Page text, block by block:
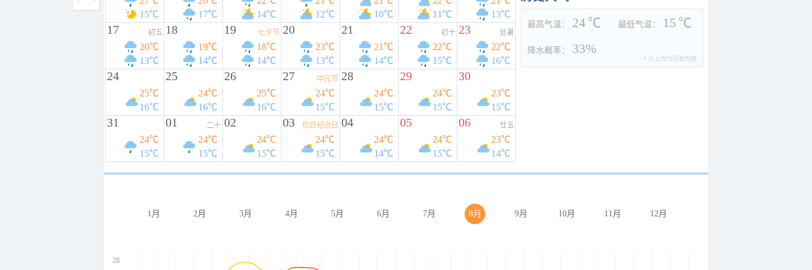
15℃
17℃
14℃
12℃
10℃
11℃
13℃
17 初五
20℃
13℃
18
19℃
14℃
19 七夕节
18℃
14℃
20
23℃
13℃
21
21℃
14℃
22 初十
22℃
15℃
23 处暑
22℃
16℃
24
25℃
16℃
25
24℃
16℃
26
25℃
16℃
27 中元节
24℃
15℃
28
24℃
15℃
29
24℃
15℃
30
23℃
15℃
31
24℃
15℃
01 二十
24℃
15℃
02
24℃
15℃
03 抗日纪念日
24℃
15℃
04
24℃
14℃
05
24℃
15℃
06 廿五
23℃
14℃
最高气温： 24 ℃ 最低气温： 15 ℃
降水概率： 33%
* 以上均为历史均值
1月 2月 3月 4月 5月 6月 7月 8月 9月 10月 11月 12月
28